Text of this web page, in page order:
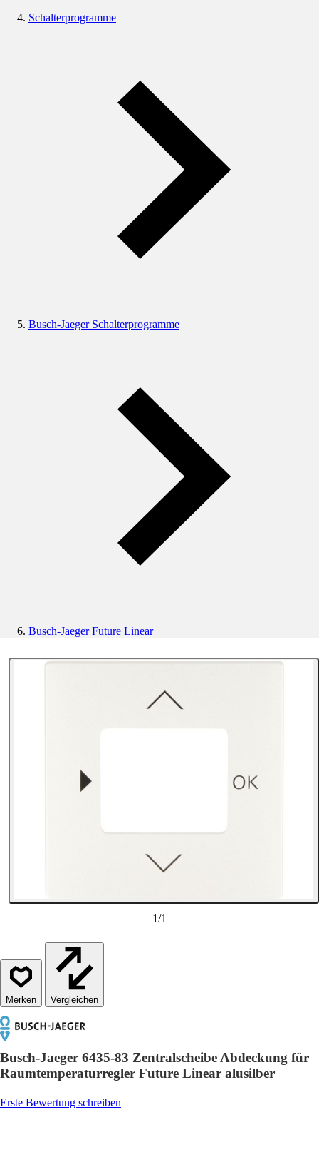
Schalterprogramme
Busch-Jaeger Schalterprogramme
Busch-Jaeger Future Linear
1/1
Vergleichen
Busch-Jaeger 6435-83 Zentralscheibe Abdeckung für
Raumtemperaturregler Future Linear alusilber
Erste Bewertung schreiben